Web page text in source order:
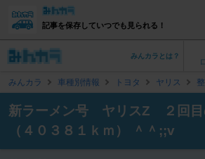
記事を保存していつでも見られる！
みんカラとは？
みんカラ 車種別情報 トヨタ ヤリス
新ラーメン号 ヤリスZ ２回目
（４０３８１ｋｍ） ＾＾;;v